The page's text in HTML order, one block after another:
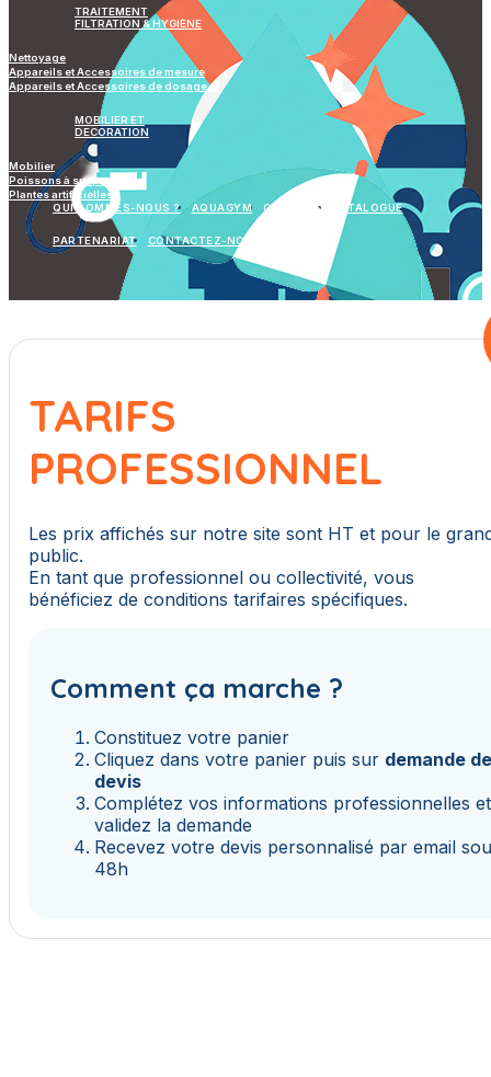
TRAITEMENT
FILTRATION & HYGIÈNE
Nettoyage
Appareils et Accessoires de mesure
Appareils et Accessoires de dosage
MOBILIER ET
DECORATION
Mobilier
Poissons à suspendre
Plantes artificielles
QUI SOMMES-NOUS ?
AQUAGYM GALERIES CATALOGUE
PARTENARIAT CONTACTEZ-NOUS
TARIFS
PROFESSIONNEL
Les prix affichés sur notre site sont HT et pour le
public.
En tant que professionnel ou collectivité, vous
bénéficiez de conditions tarifaires spécifiques.
Comment ça marche ?
Constituez votre panier
Cliquez dans votre panier puis sur demande
devis
Complétez vos informations professionnelles et
validez la demande
Recevez votre devis personnalisé par email
48h